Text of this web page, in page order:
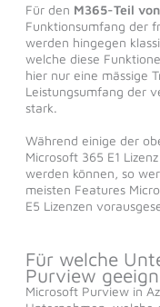
Für den M365-Teil
Funktionsumfang der
werden hingegen
welche diese
hier nur eine mässige
Leistungsumfang der
stark.
Während einige der
Microsoft 365 E1
werden können, so
meisten Features
E5 Lizenzen
Für welche
Purview
Microsoft Purview in